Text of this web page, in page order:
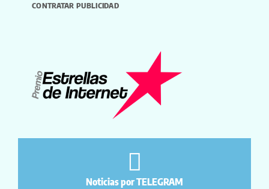
CONTRATAR PUBLICIDAD
Noticias por TELEGRAM